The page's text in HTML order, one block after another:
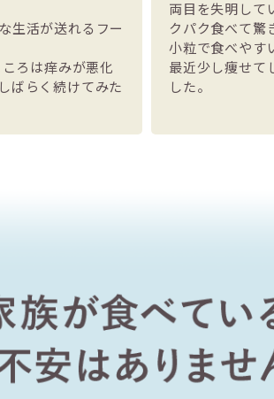
生活が送れるフー
ろは痒みが悪化
ばらく続けてみた
両目を失明して
クパク食べて驚
小粒で食べやす
最近少し痩せて
した。